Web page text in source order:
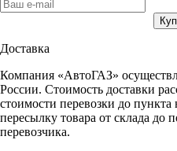
Доставка
Компания «АвтоГАЗ»
России. Стоимость доставки
стоимости перевозки до пункта
пересылку товара от склада до
перевозчика.